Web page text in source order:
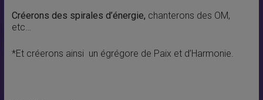
Créerons des spirales d’énergie, chanterons des OM,
etc…
*Et créerons ainsi un égrégore de Paix et d’Harmonie.